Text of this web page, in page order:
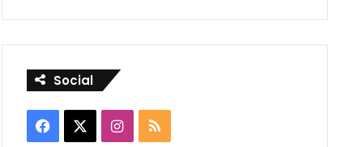
Social
Facebook Instagram
RSS